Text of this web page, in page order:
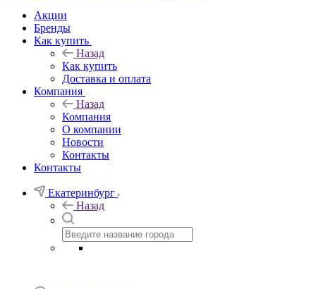
Акции
Бренды
Как купить
Назад
Как купить
Доставка и оплата
Компания
Назад
Компания
О компании
Новости
Контакты
Контакты
Екатеринбург
Назад